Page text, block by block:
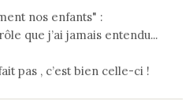
nos enfants" :
que j’ai jamais entendu...
pas , c’est bien celle-ci !